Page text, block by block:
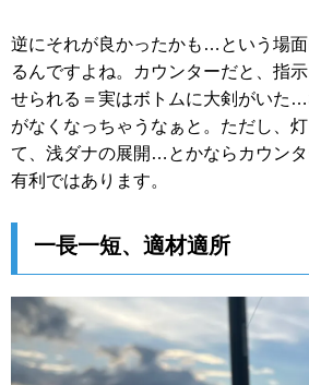
逆にそれが良かったかも…という場
るんですよね。カウンターだと、指
せられる＝実はボトムに大剣がいた
がなくなっちゃうなぁと。ただし、
て、浅ダナの展開…とかならカウン
有利ではあります。
一長一短、適材適所